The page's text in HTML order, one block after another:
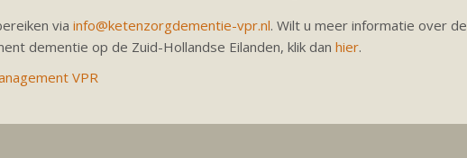
via info@ketenzorgdementie-vpr.nl. Wilt u meer informatie over de
dementie op de Zuid-Hollandse Eilanden, klik dan hier.
VPR